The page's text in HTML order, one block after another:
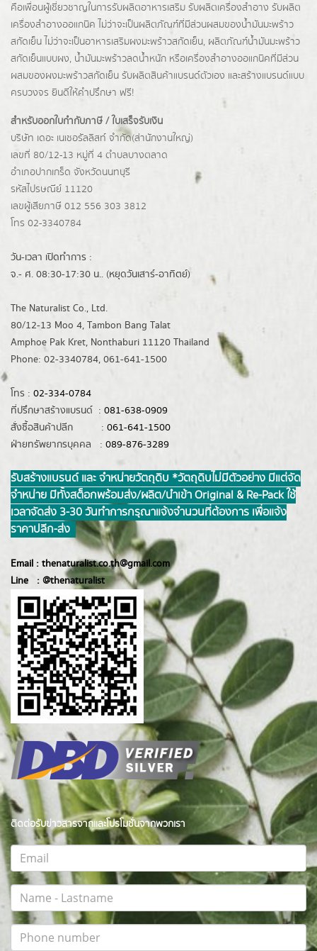
คือเพื่อนผู้เชี่ยวชาญในการรับผลิตอาหารเสริม รับผลิตเครื่องสำอาง รับผลิต
เครื่องสำอางออแกนิค ไม่ว่าจะเป็นผลิตภัณฑ์ที่มีส่วนผสมของน้ำมันมะพร้าว
สกัดเย็น ไม่ว่าจะเป็นอาหารเสริมผงมะพร้าวสกัดเย็น, ผลิตภัณฑ์น้ำมันมะพร้าว
สกัดเย็นแบบผง, น้ำมันมะพร้าวลดน้ำหนัก หรือเครื่องสำอางออแกนิคที่มีส่วน
ผสมของผงมะพร้าวสกัดเย็น รับผลิตสินค้าแบรนด์ตัวเอง และสร้างแบรนด์แบบ
ครบวงจร ยินดีให้คำปรึกษา ฟรี!
สำหรับออกใบกำกับภาษี / ใบเสร็จรับเงิน
บริษัท เดอะ เนเชอรัลลิสท์ จำกัด(ส่านักงานใหญ่)
เลขที่ 80/12-13 หมู่ที่ 4 ตำบลบางตลาด
อำเภอปากเกร็ด จังหวัดนนทบุรี
รหัสไปรษณีย์ 11120
เลขผู้เสียภาษี 012 556 303 3812
โทร 02-3340784
วัน-เวลา เปิดทำการ :
จ.- ศ. 08:30-17:30 น.. (หยุดวันเสาร์-อาทิตย์)
The Naturalist Co., Ltd.
80/12-13 Moo 4, Tambon Bang Talat
Amphoe Pak Kret, Nonthaburi 11120 Thailand
Phone: 02-3340784, 061-641-1500
โทร : 02-334-0784
ที่ปรึกษาสร้างแบรนด์ : 081-638-0909
สั่งซื้อสินค้าปลีก : 061-641-1500
ฝ่ายทรัพยากรบุคคล : 089-876-3289
รับสร้างแบรนด์ และ จำหน่ายวัตถุดิบ *วัตถุดิบไม่มีตัวอย่าง มีแต่จัด
จำหน่าย มีทั้งสต็อกพร้อมส่ง/ผลิต/นำเข้า Original & Re-Pack ใช้
เวลาจัดส่ง 3-30 วันทำการ กรุณาแจ้งจำนวนที่ต้องการ เพื่อแจ้ง
ราคาปลีก-ส่ง
Email : thenaturalist.co.th@gmail.com
Line : @thenaturalist
ติดต่อรับข่าวสารจากและโปรโมชั่นจากพวกเรา